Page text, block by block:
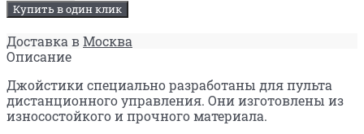
Купить в один клик
Доставка вМосква
Описание
Джойстики специально разработаны для пульта
дистанционного управления. Они изготовлены из
износостойкого и прочного материала.